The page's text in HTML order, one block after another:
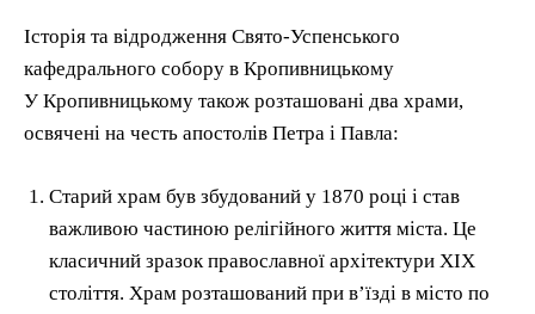
Історія та відродження Свято-Успенського
кафедрального собору в Кропивницькому
У Кропивницькому також розташовані два храми,
освячені на честь апостолів Петра і Павла:
Старий храм був збудований у 1870 році і став
важливою частиною релігійного життя міста. Це
класичний зразок православної архітектури XIX
століття. Храм розташований при в’їзді в місто по